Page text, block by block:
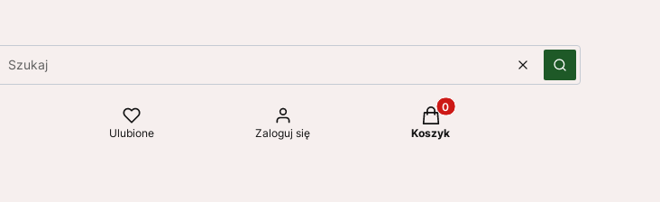
WyczyśćSzukaj
Ulubione Zaloguj się
Produkty w koszyku: 0. Zobacz
Koszyk